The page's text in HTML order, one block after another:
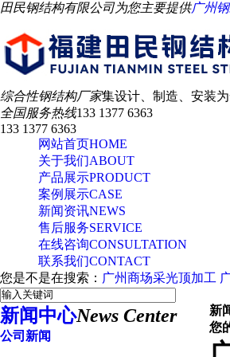
田民钢结构有限公司为您主要提供广州
综合性钢结构厂家集设计、制造、安装
全国服务热线133 1377 6363
133 1377 6363
网站首页HOME
关于我们ABOUT
产品展示PRODUCT
案例展示CASE
新闻资讯NEWS
售后服务SERVICE
在线咨询CONSULTATION
联系我们CONTACT
您是不是在搜索： 广州商场采光顶加工
新闻中心News Center
公司新闻
新
您